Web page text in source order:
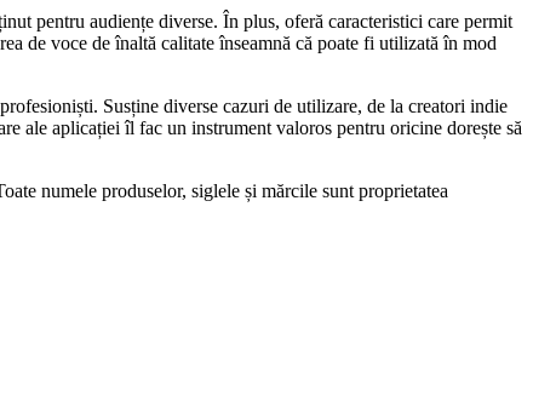
pentru audiențe diverse. În plus, oferă caracteristici care permit
de voce de înaltă calitate înseamnă că poate fi utilizată în mod
Susține diverse cazuri de utilizare, de la creatori indie
ale aplicației îl fac un instrument valoros pentru oricine dorește să
numele produselor, siglele și mărcile sunt proprietatea